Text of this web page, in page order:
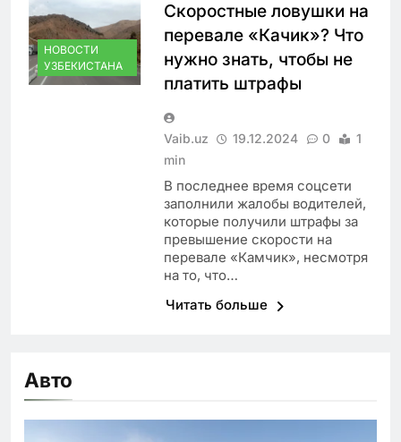
НОВОСТИ
УЗБЕКИСТАНА
Скоростные ловушки на
перевале «Качик»? Что
нужно знать, чтобы не
платить штрафы
Vaib.uz 19.12.2024 0
1
min
В последнее время соцсети
заполнили жалобы водителей,
которые получили штрафы за
превышение скорости на
перевале «Камчик», несмотря
на то, что…
Читать больше
Авто